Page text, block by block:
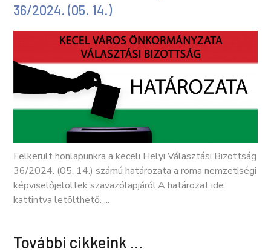
36/2024. (05. 14.)
Felkerült honlapunkra a keceli Helyi Választási Bizottság
36/2024. (05. 14.) számú határozata a roma nemzetiségi
képviselőjelöltek szavazólapjáról.A határozat ide
kattintva letölthető. ...
További cikkeink …